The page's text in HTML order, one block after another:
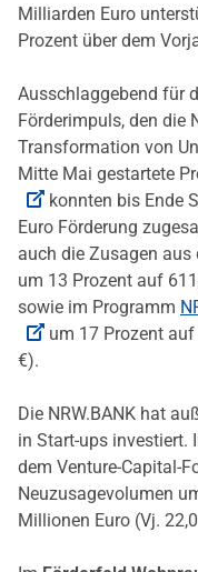
Milliarden Euro
Prozent über dem
Ausschlaggebend für
Förderimpuls, den die
Transformation von
Mitte Mai gestartete
konnten bis Ende
Euro Förderung
auch die Zusagen aus
um 13 Prozent auf
sowie im Programm
um 17 Prozent
€).
Die NRW.BANK hat
in Start-ups investiert.
dem Venture-Capital-
Neuzusagevolumen
Millionen Euro (Vj.